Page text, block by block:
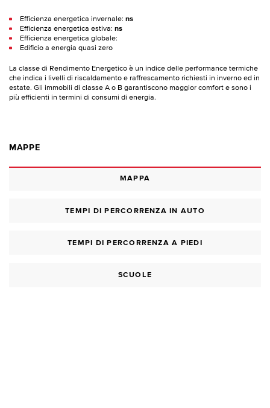
Efficienza energetica invernale: ns
Efficienza energetica estiva: ns
Efficienza energetica globale:
Edificio a energia quasi zero
La classe di Rendimento Energetico è un indice delle performance termiche
che indica i livelli di riscaldamento e raffrescamento richiesti in inverno ed in
estate. Gli immobili di classe A o B garantiscono maggior comfort e sono i
più efficienti in termini di consumi di energia.
MAPPE
MAPPA
TEMPI DI PERCORRENZA IN AUTO
TEMPI DI PERCORRENZA A PIEDI
SCUOLE